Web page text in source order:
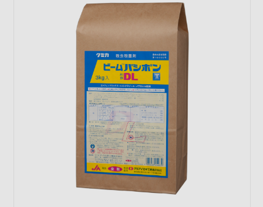
お問い合わせ English
サステナビリティ
株主・投資家情報